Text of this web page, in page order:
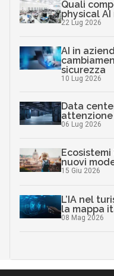
Quali
physical
22 Lug 2026
AI in
sicurezza
10 Lug 2026
Data
06 Lug 2026
nuovi
15 Giu 2026
L’IA nel
la mappa
08 Mag 2026